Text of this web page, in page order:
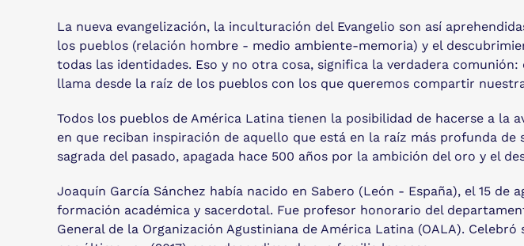
La nueva evangelización, la inculturación del Evangelio son así
los pueblos (relación hombre - medio ambiente-memoria) y el
todas las identidades. Eso y no otra cosa, significa la verdadera
llama desde la raíz de los pueblos con los que queremos compartir
Todos los pueblos de América Latina tienen la posibilidad de hacerse a
en que reciban inspiración de aquello que está en la raíz más profunda
sagrada del pasado, apagada hace 500 años por la ambición del oro y el
Joaquín García Sánchez había nacido en Sabero (León - España), el 15 de
formación académica y sacerdotal. Fue profesor honorario del
General de la Organización Agustiniana de América Latina (OALA).